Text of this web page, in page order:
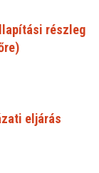
részleg
eljárás